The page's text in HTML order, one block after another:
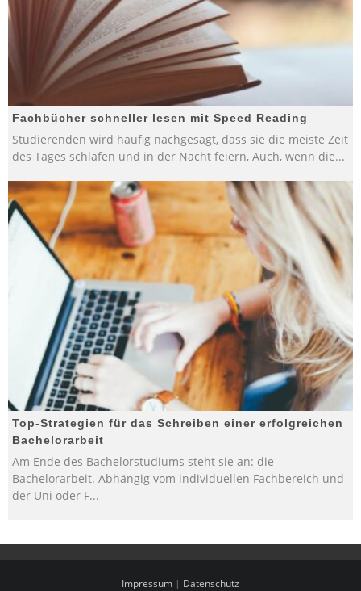
Fachbücher schneller lesen mit Speed Reading
Studierenden wird häufig nachgesagt, dass sie die meiste Zeit
des Tages schlafen und in der Nacht feiern, Auch, wenn die...
Top-Strategien für das Schreiben einer erfolgreichen
Bachelorarbeit
Am Ende des Bachelorstudiums steht sie an: die
Bachelorarbeit. Abhängig vom individuellen Fachbereich und
der Uni oder F...
Impressum | Datenschutz